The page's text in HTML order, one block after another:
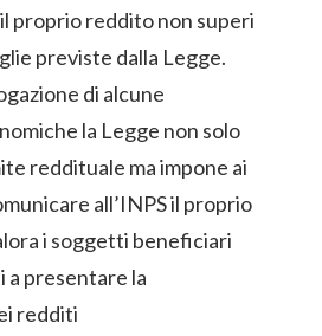
proprio reddito non superi
previste dalla Legge.
di alcune
la Legge non solo
reddituale ma impone ai
all’INPS il proprio
i soggetti beneficiari
a presentare la
redditi